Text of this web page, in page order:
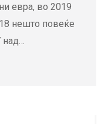
евра, во 2019
нешто повеќе
над…